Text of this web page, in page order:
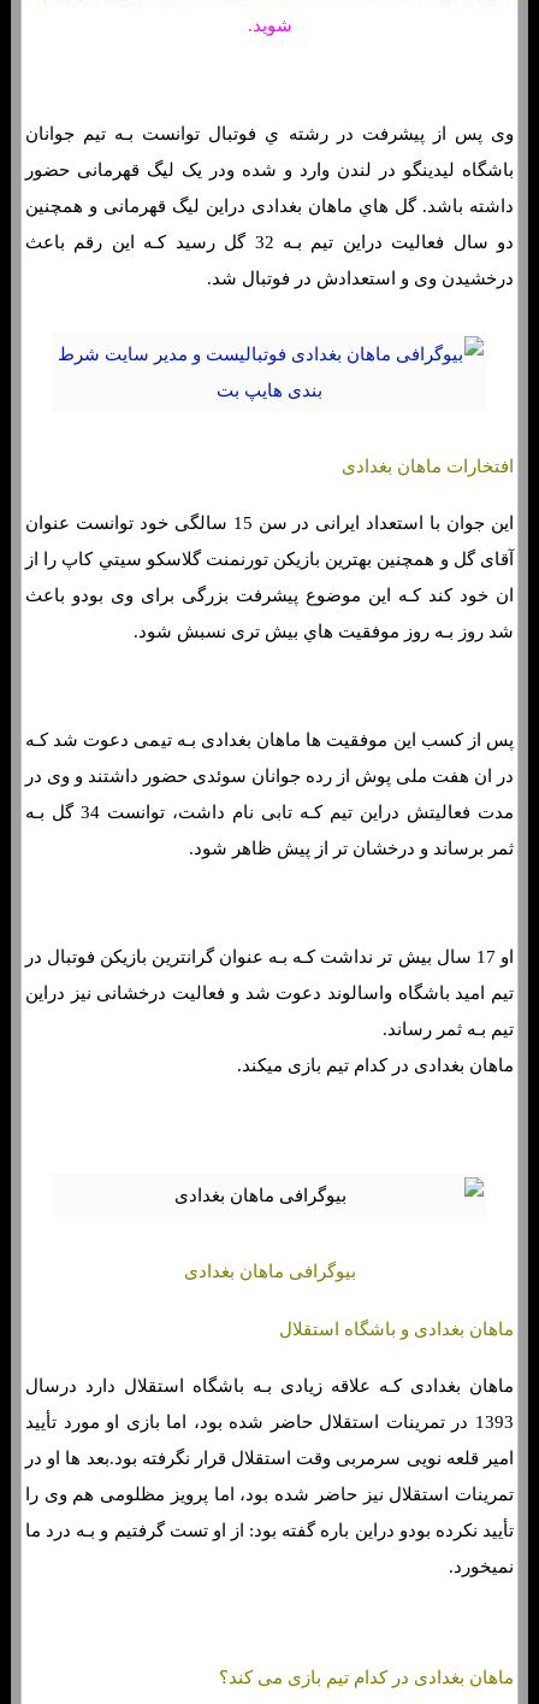
شوید.
وی پس از پیشرفت در رشته ي فوتبال توانست بـه تیم جوانان
باشگاه ليدينگو در لندن وارد و شده ودر یک لیگ قهرمانی حضور
داشته باشد. گل هاي‌ ماهان بغدادی دراین لیگ قهرمانی و همچنین
دو سال فعالیت دراین تیم بـه 32 گل رسید کـه این رقم باعث
درخشیدن وی و استعدادش در فوتبال شد.
افتخارات ماهان بغدادی
این جوان با استعداد ایرانی در سن 15 سالگی خود توانست عنوان
آقای گل و همچنین بهترين بازيکن تورنمنت گلاسکو سيتي کاپ را از
ان خود کند کـه این موضوع پیشرفت بزرگی برای وی بودو باعث
شد روز بـه روز موفقیت هاي‌ بیش تری نسبش شود.
پس از کسب این موفقیت ها ماهان بغدادی بـه تیمی دعوت شد کـه
در ان هفت ملی پوش از رده جوانان سوئدی حضور داشتند و وی در
مدت فعالیتش دراین تیم کـه تابی نام داشت، توانست 34 گل بـه
ثمر برساند و درخشان تر از پیش ظاهر شود.
او 17 سال بیش تر نداشت کـه بـه عنوان گرانترین بازیکن فوتبال در
تيم اميد باشگاه واسالوند دعوت شد و فعالیت درخشانی نیز دراین
تیم بـه ثمر رساند.
ماهان بغدادی در کدام تیم بازی میکند.
بیوگرافی ماهان بغدادی
ماهان بغدادی و باشگاه استقلال
ماهان بغدادی کـه علاقه زیادی بـه باشگاه استقلال دارد درسال
1393 در تمرینات استقلال حاضر شده بود، اما بازی او مورد تأیید
امیر قلعه نویی سرمربی وقت استقلال قرار نگرفته بود.بعد ها او در
تمرینات استقلال نیز حاضر شده بود، اما پرویز مظلومی هم وی را
تأیید نکرده بودو دراین باره گفته بود: از او تست گرفتیم و بـه درد ما
نمیخورد.
ماهان بغدادی در کدام تیم بازی می کند؟